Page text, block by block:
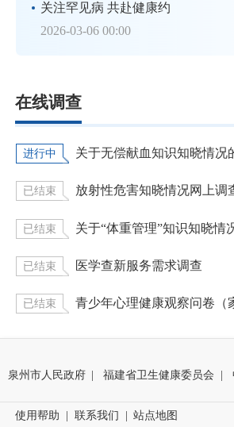
关注罕见病 共赴健康约
2026-03-06 00:00
在线调查
进行中 关于无偿献血知识知晓情况
已结束 放射性危害知晓情况网上调
已结束 关于“体重管理”知识知晓情
已结束 医学查新服务需求调查
已结束 青少年心理健康观察问卷（
泉州市人民政府 福建省卫生健康委员会
使用帮助 联系我们 站点地图